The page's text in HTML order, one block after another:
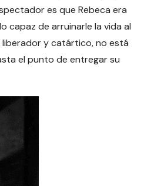
es que Rebeca era
capaz de arruinarle la vida al
liberador y catártico, no está
el punto de entregar su